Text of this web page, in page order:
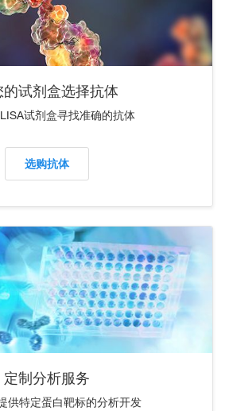
的试剂盒选择抗体
试剂盒寻找准确的抗体
选购抗体
定制分析服务
供特定蛋白靶标的分析开发